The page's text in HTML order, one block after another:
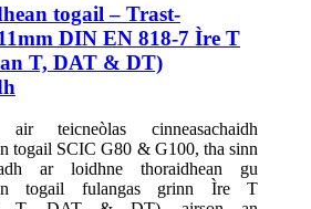
togail – Trast-
DIN EN 818-7 Ìre T
T, DAT & DT)
air teicneòlas cinneasachaidh
togail SCIC G80 & G100, tha sinn
ar loidhne thoraidhean gu
togail fulangas grinn Ìre T